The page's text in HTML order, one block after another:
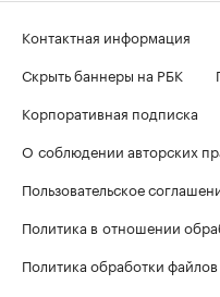
Контактная информация
Скрыть баннеры на РБК
Корпоративная подписка
О соблюдении авторских
Пользовательское
Политика в отношении
Политика обработки